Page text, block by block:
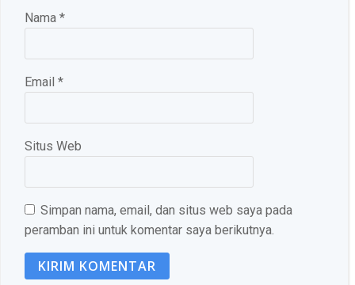
Nama *
Email *
Situs Web
Simpan nama, email, dan situs web saya pada
peramban ini untuk komentar saya berikutnya.